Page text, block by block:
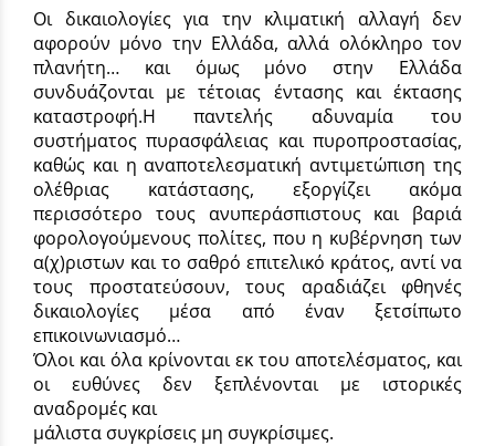
Οι δικαιολογίες για την κλιματική αλλαγή δεν
αφορούν μόνο την Ελλάδα, αλλά ολόκληρο τον
πλανήτη… και όμως μόνο στην Ελλάδα
συνδυάζονται με τέτοιας έντασης και έκτασης
καταστροφή.Η παντελής αδυναμία του
συστήματος πυρασφάλειας και πυροπροστασίας,
καθώς και η αναποτελεσματική αντιμετώπιση της
ολέθριας κατάστασης, εξοργίζει ακόμα
περισσότερο τους ανυπεράσπιστους και βαριά
φορολογούμενους πολίτες, που η κυβέρνηση των
α(χ)ριστων και το σαθρό επιτελικό κράτος, αντί να
τους προστατεύσουν, τους αραδιάζει φθηνές
δικαιολογίες μέσα από έναν ξετσίπωτο
επικοινωνιασμό…
Όλοι και όλα κρίνονται εκ του αποτελέσματος, και
οι ευθύνες δεν ξεπλένονται με ιστορικές
αναδρομές και
μάλιστα συγκρίσεις μη συγκρίσιμες.